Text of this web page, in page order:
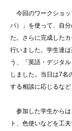
今回のワークショッ
バ）」を使って、自
た。さらに完成した
行いました。学生達
う、「英語・デジタ
しました。当日は7名
する相談に応じるな
参加した学生からは
ト、色使いなどを工